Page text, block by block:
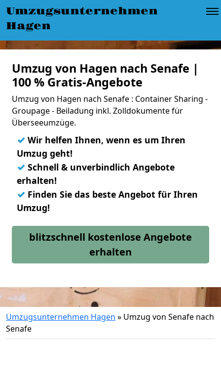
Umzugsunternehmen
Hagen
Umzug von Hagen nach Senafe |
100 % Gratis-Angebote
Umzug von Hagen nach Senafe : Container Sharing -
Groupage - Beiladung inkl. Zolldokumente für
Überseeumzüge.
✓ Wir helfen Ihnen, wenn es um Ihren
Umzug geht!
✓ Schnell & unverbindlich Angebote
erhalten!
✓ Finden Sie das beste Angebot für Ihren
Umzug!
blitzschnell kostenlose Angebote
erhalten
Umzugsunternehmen Hagen » Umzug von Senafe nach
Senafe